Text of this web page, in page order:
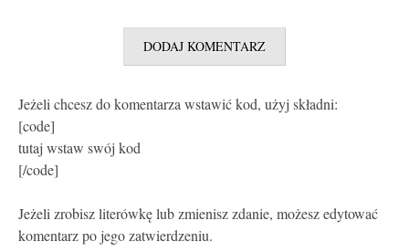
Jeżeli chcesz do komentarza wstawić kod, użyj składni:
[code]
tutaj wstaw swój kod
[/code]
Jeżeli zrobisz literówkę lub zmienisz zdanie, możesz edytować
komentarz po jego zatwierdzeniu.